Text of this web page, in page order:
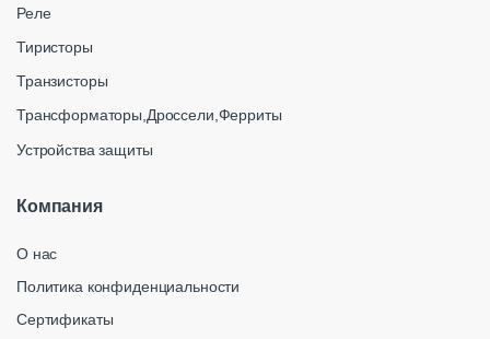
Реле
Тиристоры
Транзисторы
Трансформаторы,Дроссели,Ферриты
Устройства защиты
Компания
О нас
Политика конфиденциальности
Сертификаты